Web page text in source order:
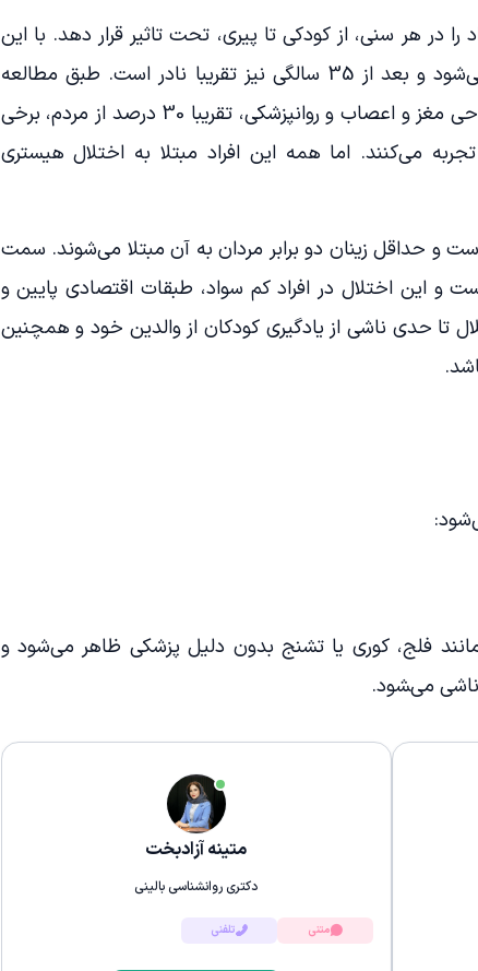
را در هر سنی، از کودکی تا پیری، تحت تاثیر قرار دهد. با این
حال، معمولاً قبل از 10 سالگی شروع می‌شود و بعد از 35 سالگی نیز تقریبا نادر است. طبق مطالعه
منتشر شده در مجله مغز و اعصاب، جراحی مغز و اعصاب و روانپزشکی، تقریبا 30 درصد از مردم، برخی
می‌کنند. اما همه این افراد مبتلا به اختلال هیستری
است و حداقل زینان دو برابر مردان به آن مبتلا می‌شوند. سمت
این اختلال در افراد کم سواد، طبقات اقتصادی پایین و
تا حدی ناشی از یادگیری کودکان از والدین خود و همچنین
فلج، کوری یا تشنج بدون دلیل پزشکی ظاهر می‌شود و
می‌‍شود.
متینه آزادبخت
دکتری روانشناسی بالینی
متنی تلفنی